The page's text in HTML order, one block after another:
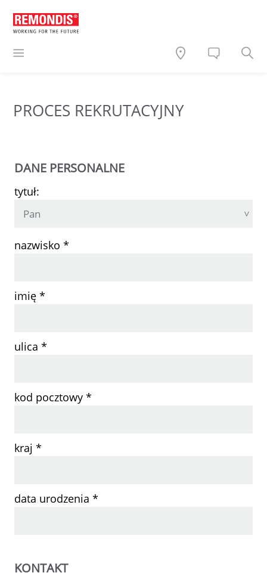
PROCES REKRUTACYJNY
DANE PERSONALNE
tytuł:
nazwisko *
imię *
ulica *
kod pocztowy *
kraj *
data urodzenia *
KONTAKT